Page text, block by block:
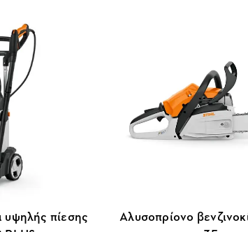
πίεσης
Αλυσοπρίονο